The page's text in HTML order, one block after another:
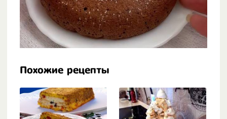
Похожие рецепты